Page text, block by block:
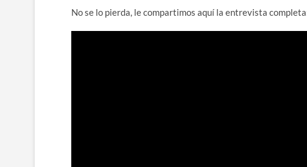
No se lo pierda, le compartimos aquí la entrevista